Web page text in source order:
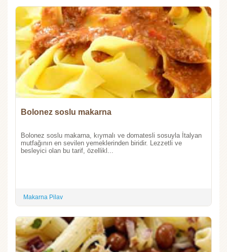
Bolonez soslu makarna
Bolonez soslu makarna, kıymalı ve domatesli sosuyla İtalyan
mutfağının en sevilen yemeklerinden biridir. Lezzetli ve
besleyici olan bu tarif, özellikl...
Makarna Pilav